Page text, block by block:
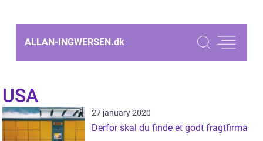
ALLAN-INGWERSEN.dk
USA
27 january 2020
Derfor skal du finde et godt fragtfirma